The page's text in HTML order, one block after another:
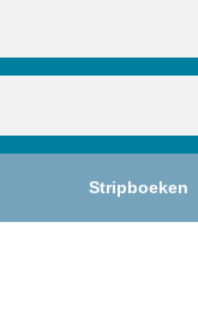
Stripboeken